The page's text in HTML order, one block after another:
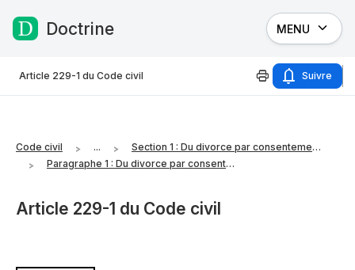
Passer au contenu
Doctrine MENU
Article 229-1 du Code civil Suivre
Code civil ...
Section 1 : Du divorce par consentement mutuel
Paragraphe 1 : Du divorce par consentement mutuel par acte sous signature privée contresigné par avocats, déposé au rang des minutes d'un notaire
Article 229-1 du Code civil